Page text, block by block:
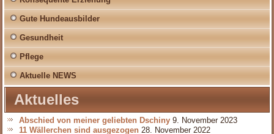
Gute Hundeausbilder
Gesundheit
Pflege
Aktuelle NEWS
Aktuelles
Abschied von meiner geliebten Dschiny 9. November 2023
11 Wällerchen sind ausgezogen 28. November 2022